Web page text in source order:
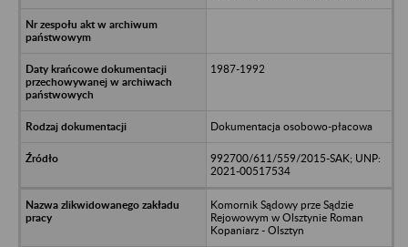
1987-1992
Dokumentacja osobowo-płacowa
992700/611/559/2015-SAK; UNP:
2021-00517534
Komornik Sądowy prze Sądzie
Rejowowym w Olsztynie Roman
Kopaniarz - Olsztyn